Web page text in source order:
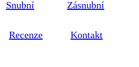
Snubní Zásnubní
Recenze Kontakt